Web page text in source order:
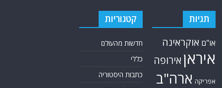
תגיות
או"ם אוקראינה
איראן אירופה
אפריקה ארה"ב
קטגוריות
חדשות מהעולם
כללי
כתבות היסטוריה